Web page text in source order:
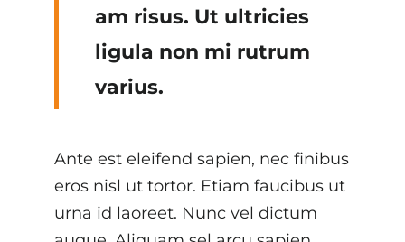
am risus. Ut ultricies
ligula non mi rutrum
varius.
Ante est eleifend sapien, nec finibus
eros nisl ut tortor. Etiam faucibus ut
urna id laoreet. Nunc vel dictum